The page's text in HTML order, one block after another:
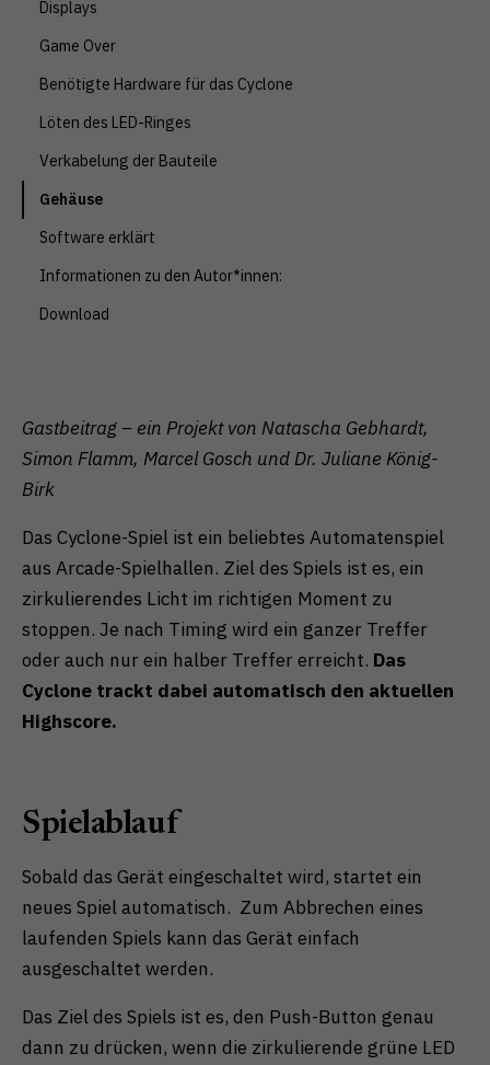
Gastbeitrag – ein Projekt von Natascha Gebhardt,
Simon Flamm, Marcel Gosch und Dr. Juliane König-
Birk
Das Cyclone-Spiel ist ein beliebtes Automatenspiel
aus Arcade-Spielhallen. Ziel des Spiels ist es, ein
zirkulierendes Licht im richtigen Moment zu
stoppen. Je nach Timing wird ein ganzer Treffer
oder auch nur ein halber Treffer erreicht. Das
Cyclone trackt dabei automatisch den aktuellen
Highscore.
Spielablauf
Sobald das Gerät eingeschaltet wird, startet ein
neues Spiel automatisch. Zum Abbrechen eines
laufenden Spiels kann das Gerät einfach
ausgeschaltet werden.
Das Ziel des Spiels ist es, den Push-Button genau
dann zu drücken, wenn die zirkulierende grüne LED
Displays
Game Over
Benötigte Hardware für das Cyclone
Löten des LED-Ringes
Verkabelung der Bauteile
Gehäuse
Software erklärt
Informationen zu den Autor*innen:
Download
Funktionen und sind für die einwandfreie Funktion der
Externe Medien (1)
Plattformen werden standardmäßig blockiert. Wenn
bedarf der Zugriff auf diese Inhalte keiner manuellen